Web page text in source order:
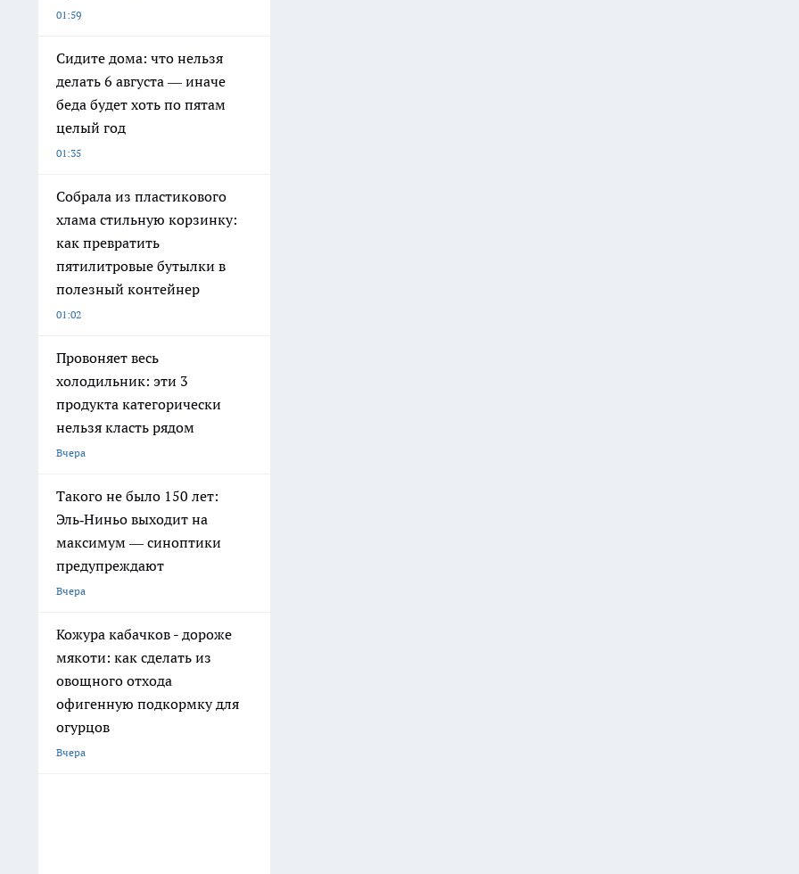
01:59
Сидите дома: что нельзя
делать 6 августа — иначе
беда будет хоть по пятам
целый год
01:35
Собрала из пластикового
хлама стильную корзинку:
как превратить
пятилитровые бутылки в
полезный контейнер
01:02
Провоняет весь
холодильник: эти 3
продукта категорически
нельзя класть рядом
Вчера
Такого не было 150 лет:
Эль‑Ниньо выходит на
максимум — синоптики
предупреждают
Вчера
Кожура кабачков - дороже
мякоти: как сделать из
овощного отхода
офигенную подкормку для
огурцов
Вчера